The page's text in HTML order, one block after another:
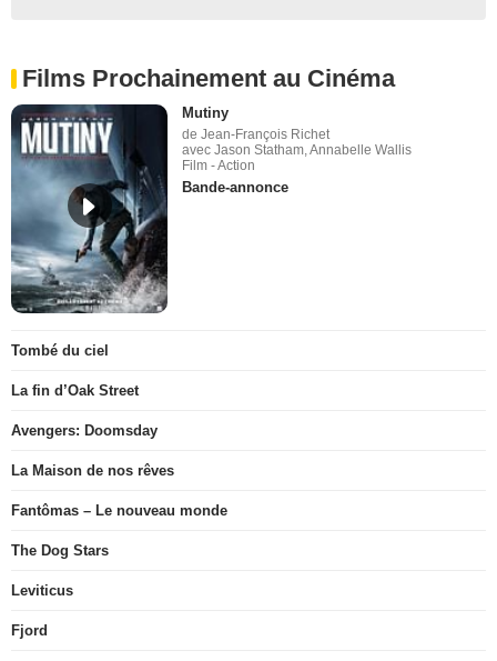
Films Prochainement au Cinéma
Mutiny
de Jean-François Richet
avec Jason Statham, Annabelle Wallis
Film - Action
Bande-annonce
Tombé du ciel
La fin d’Oak Street
Avengers: Doomsday
La Maison de nos rêves
Fantômas – Le nouveau monde
The Dog Stars
Leviticus
Fjord